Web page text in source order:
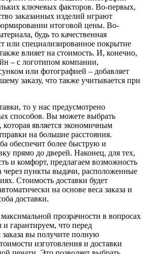
ключевых факторов. Во-первых,
заказанных изделий играют
итоговой цены. Во-
будь то качественная
или специализированное покрытие
влияет на стоимость. И, конечно,
– с логотипом компании,
или фотографией – добавляет
заказу, что также учитывается при
то у нас предусмотрено
способов. Вы можете выбрать
которая является экономичным
на большие расстояния.
обеспечит более быструю и
прямо до дверей. Наконец, для тех,
и комфорт, предлагаем возможность
через пункты выдачи, расположенные
Стоимость доставки будет
на основе веса заказа и
доставки.
прозрачности в вопросах
и гарантируем, что перед
вы получите полную
изготовления и доставки